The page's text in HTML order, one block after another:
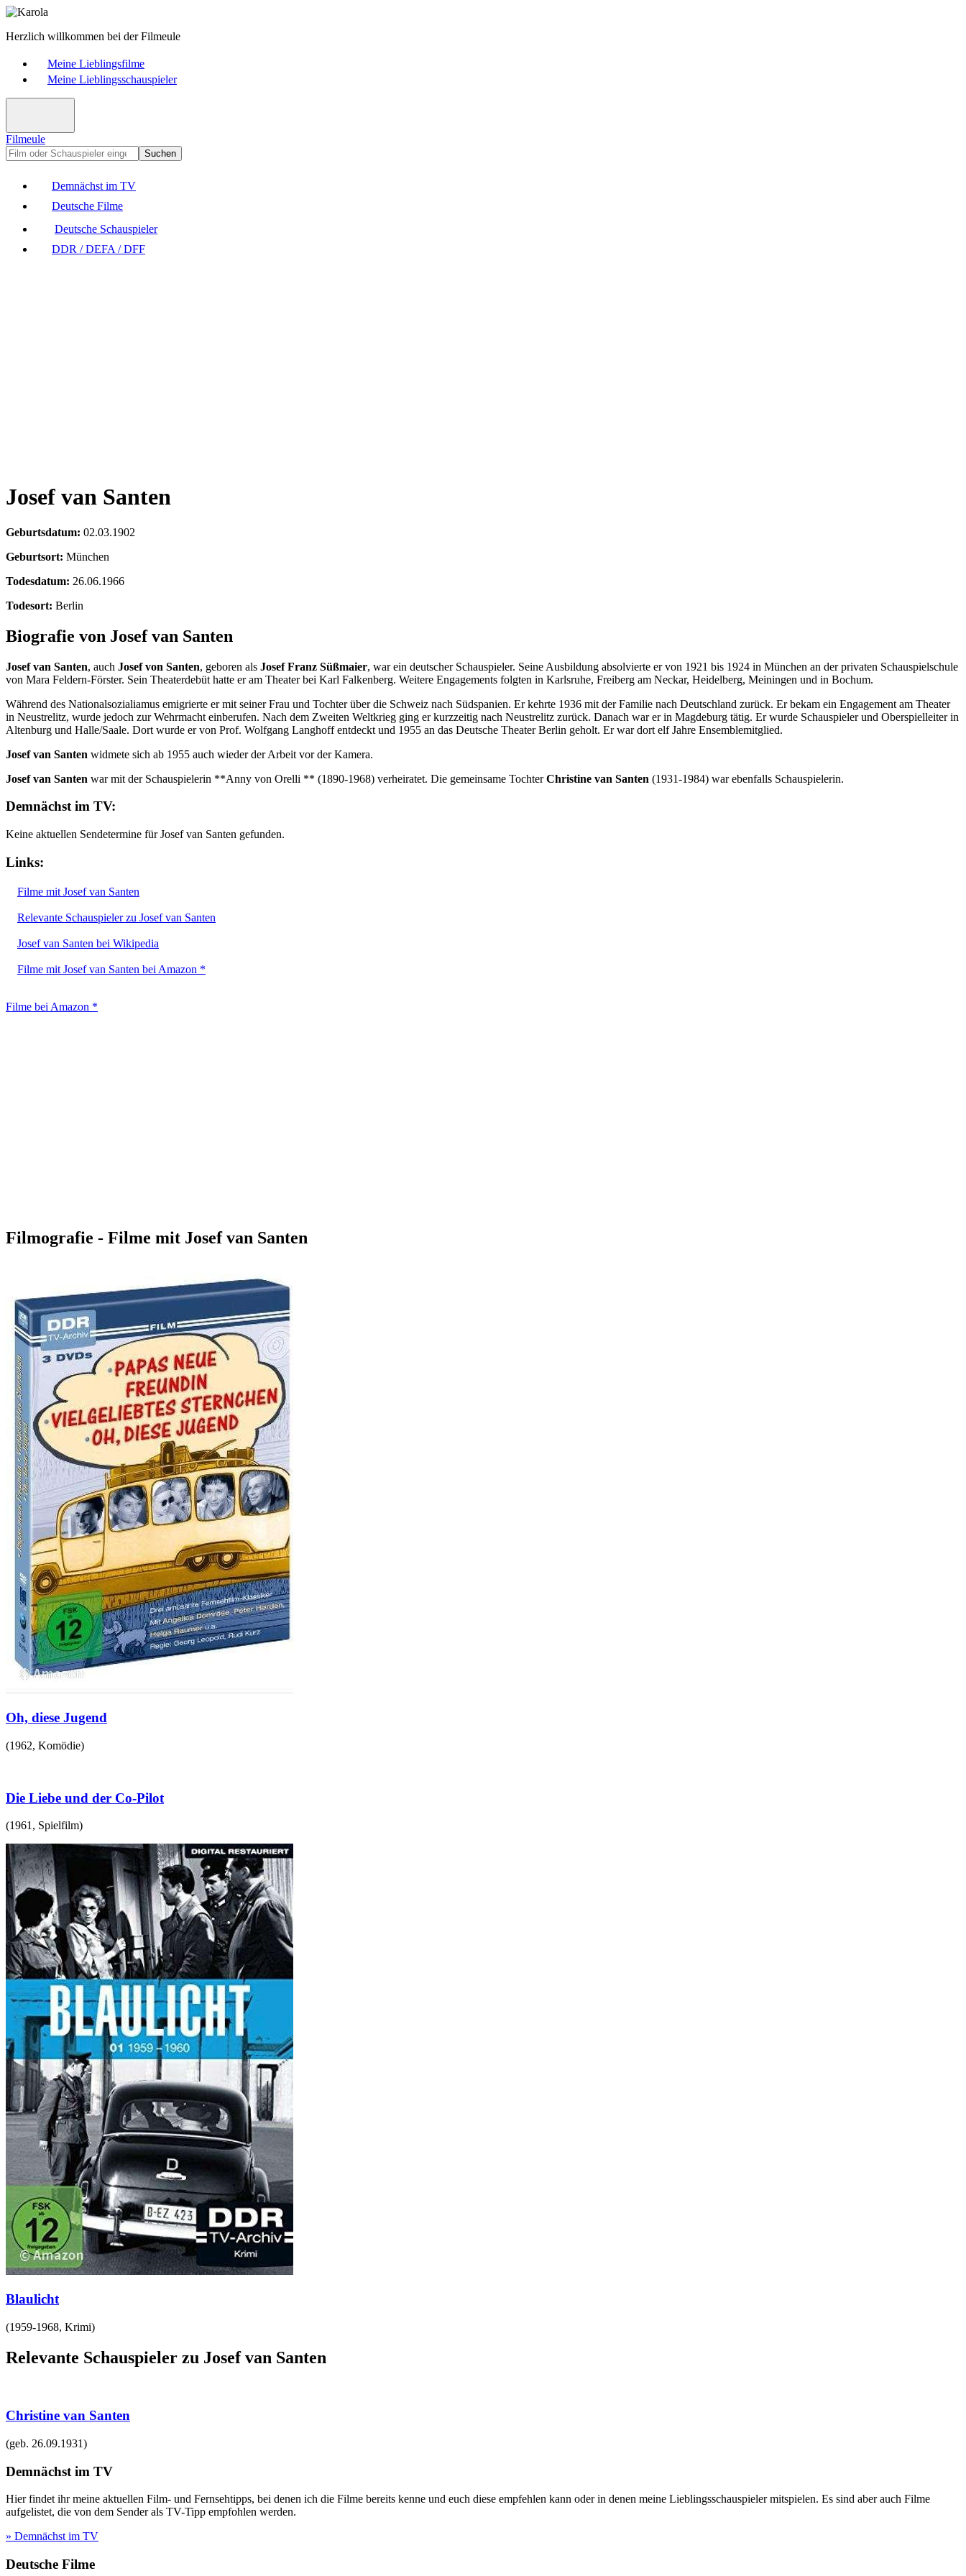
Herzlich willkommen bei der Filmeule
Meine Lieblingsfilme
Meine Lieblingsschauspieler
Filmeule
Suchen
Demnächst im TV
Deutsche Filme
Deutsche Schauspieler
DDR / DEFA / DFF
Josef van Santen
Geburtsdatum: 02.03.1902
Geburtsort: München
Todesdatum: 26.06.1966
Todesort: Berlin
Biografie von Josef van Santen
Josef van Santen, auch Josef von Santen, geboren als Josef Franz Süßmaier, war ein deutscher Schauspieler. Seine Ausbildung absolvierte er von 1921 bis 1924 in München an der privaten Schauspielschule
von Mara Feldern-Förster. Sein Theaterdebüt hatte er am Theater bei Karl Falkenberg. Weitere Engagements folgten in Karlsruhe, Freiberg am Neckar, Heidelberg, Meiningen und in Bochum.
Während des Nationalsozialiamus emigrierte er mit seiner Frau und Tochter über die Schweiz nach Südspanien. Er kehrte 1936 mit der Familie nach Deutschland zurück. Er bekam ein Engagement am Theater
in Neustrelitz, wurde jedoch zur Wehrmacht einberufen. Nach dem Zweiten Weltkrieg ging er kurzzeitig nach Neustrelitz zurück. Danach war er in Magdeburg tätig. Er wurde Schauspieler und Oberspielleiter in
Altenburg und Halle/Saale. Dort wurde er von Prof. Wolfgang Langhoff entdeckt und 1955 an das Deutsche Theater Berlin geholt. Er war dort elf Jahre Ensemblemitglied.
Josef van Santen widmete sich ab 1955 auch wieder der Arbeit vor der Kamera.
Josef van Santen war mit der Schauspielerin **Anny von Orelli ** (1890-1968) verheiratet. Die gemeinsame TochterChristine van Santen (1931-1984) war ebenfalls Schauspielerin.
Demnächst im TV:
Keine aktuellen Sendetermine für Josef van Santen gefunden.
Links:
Filme mit Josef van Santen
Relevante Schauspieler zu Josef van Santen
Josef van Santen bei Wikipedia
Filme mit Josef van Santen bei Amazon *
Filme bei Amazon *
Filmografie - Filme mit Josef van Santen
Oh, diese Jugend
(1962, Komödie)
Die Liebe und der Co-Pilot
(1961 , Spielfilm)
Blaulicht
(1959-1968, Krimi)
Relevante Schauspieler zu Josef van Santen
Christine van Santen
(geb. 26.09.1931)
Demnächst im TV
Hier findet ihr meine aktuellen Film- und Fernsehtipps, bei denen ich die Filme bereits kenne und euch diese empfehlen kann oder in denen meine Lieblingsschauspieler mitspielen. Es sind aber auch Filme
aufgelistet, die von dem Sender als TV-Tipp empfohlen werden.
» Demnächst im TV
Deutsche Filme